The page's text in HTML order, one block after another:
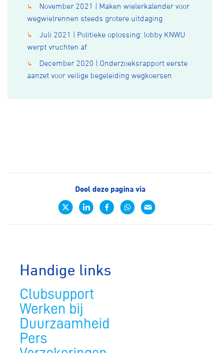
↳
November 2021 | Maken wielerkalender voor
wegwielrennen steeds grotere uitdaging
↳
Juli 2021 | Politieke oplossing: lobby KNWU
werpt vruchten af
↳
December 2020 | Onderzoeksrapport eerste
aanzet voor veilige begeleiding wegkoersen
Deel deze pagina via
Handige links
Clubsupport
Werken bij
Duurzaamheid
Pers